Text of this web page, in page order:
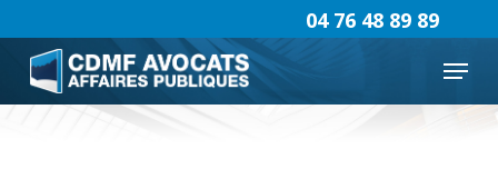
to
main
content
Menu
04 76 48 89 89